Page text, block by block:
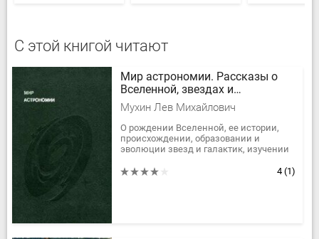
С этой книгой читают
Мир астрономии. Рассказы о
Вселенной, звездах и
галактиках
Мухин Лев Михайлович
О рождении Вселенной, ее истории,
происхождении, образовании и
эволюции звезд и галактик, изучении
астрономов рассказывает эта книга.4 (1)